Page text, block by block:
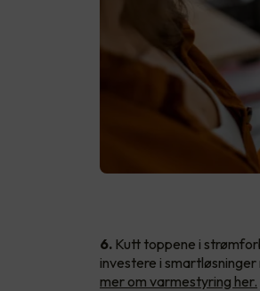
6. Kutt toppene i
investere i
mer om varmestyring her.